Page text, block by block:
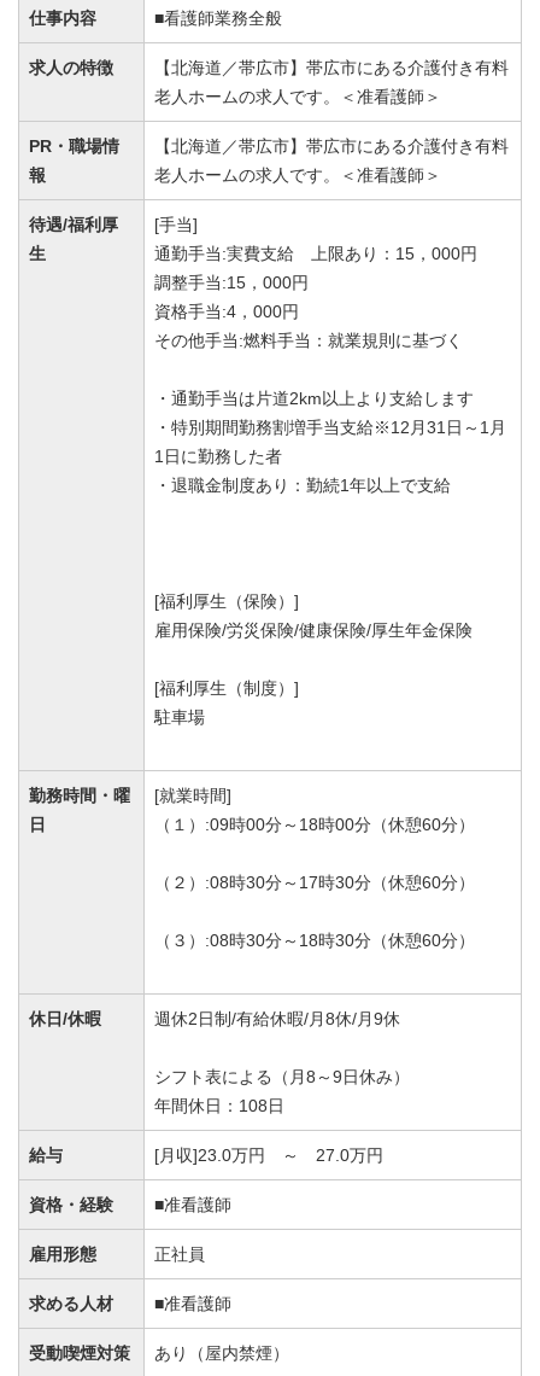
仕事内容 ■看護師業務全般
求人の特徴
【北海道／帯広市】帯広市にある介護付き有料
老人ホームの求人です。＜准看護師＞
PR・職場情
報
【北海道／帯広市】帯広市にある介護付き有料
老人ホームの求人です。＜准看護師＞
待遇/福利厚
生
[手当]
通勤手当:実費支給 上限あり：15，000円
調整手当:15，000円
資格手当:4，000円
その他手当:燃料手当：就業規則に基づく
・通勤手当は片道2km以上より支給します
・特別期間勤務割増手当支給※12月31日～1月
1日に勤務した者
・退職金制度あり：勤続1年以上で支給
[福利厚生（保険）]
雇用保険/労災保険/健康保険/厚生年金保険
[福利厚生（制度）]
駐車場
勤務時間・曜
日
[就業時間]
（１）:09時00分～18時00分（休憩60分）
（２）:08時30分～17時30分（休憩60分）
（３）:08時30分～18時30分（休憩60分）
休日/休暇 週休2日制/有給休暇/月8休/月9休
シフト表による（月8～9日休み）
年間休日：108日
給与 [月収]23.0万円 ～ 27.0万円
資格・経験 ■准看護師
雇用形態 正社員
求める人材 ■准看護師
受動喫煙対策 あり（屋内禁煙）